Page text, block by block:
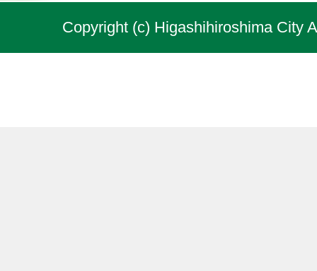
Copyright (c) Higashihiroshima City